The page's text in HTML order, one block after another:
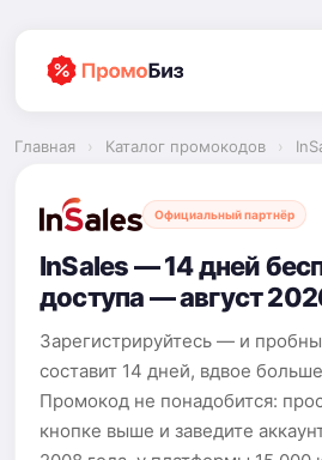
содержимому
Главная › Каталог промокодов ›
Официальный партнёр
InSales — 14 дней
доступа — август
Зарегистрируйтесь — и
составит 14 дней, вдвое
Промокод не понадобится:
кнопке выше и заведите